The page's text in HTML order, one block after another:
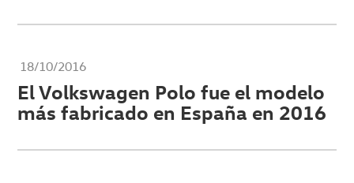
18/10/2016
El Volkswagen Polo fue el modelo
más fabricado en España en 2016